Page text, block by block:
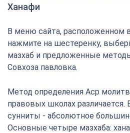
Ханафи
В меню сайта, расположенном
нажмите на шестеренку,
мазхаб и предложенные
Совхоза павловка.
Метод определения Аср
правовых школах
сунниты - абсолютное
Основные четыре мазхаба: